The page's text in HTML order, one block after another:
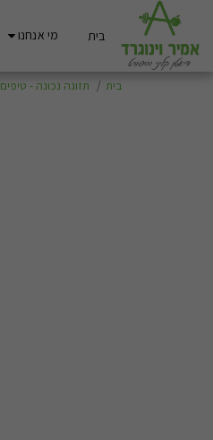
בית מי אנחנו
בית תזונה נכונה - טיפים